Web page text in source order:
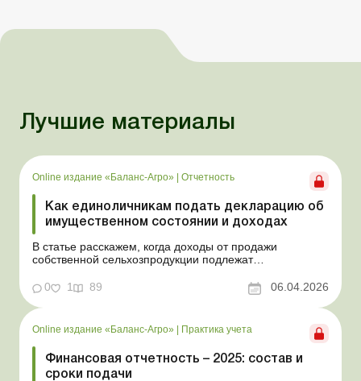
Лучшие материалы
Online издание «Баланс-Агро» Отчетность
Как единоличникам подать декларацию об
имущественном состоянии и доходах
В статье расскажем, когда доходы от продажи
собственной сельхозпродукции подлежат
подать декларацию и как определить и
задекларировать налогооблагаемый доход. Баланс-
Агро № 14 от 7 апреля 2026 года На практике
физлица, которые самостоятельно обрабат...
0 1 89 06.04.2026
Online издание «Баланс-Агро» | Практика учета
Финансовая отчетность – 2025: состав и
сроки подачи